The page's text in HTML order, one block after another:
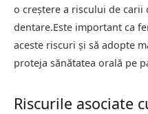
o creștere a riscului de
dentare.Este important ca
aceste riscuri și să adopte
proteja sănătatea orală pe
Riscurile asociate